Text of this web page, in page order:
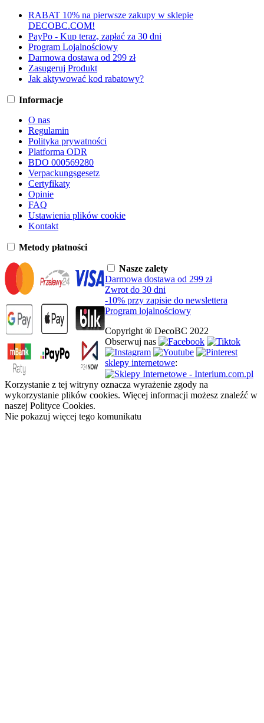
RABAT 10% na pierwsze zakupy w sklepie
DECOBC.COM!
PayPo - Kup teraz, zapłać za 30 dni
Program Lojalnościowy
Darmowa dostawa od 299 zł
Zasugeruj Produkt
Jak aktywować kod rabatowy?
Informacje
O nas
Regulamin
Polityka prywatności
Platforma ODR
BDO 000569280
Verpackungsgesetz
Certyfikaty
Opinie
FAQ
Ustawienia plików cookie
Kontakt
Metody płatności
Nasze zalety
Darmowa dostawa od 299 zł
Zwrot do 30 dni
-10% przy zapisie do newslettera
Program lojalnościowy
Copyright ® DecoBC 2022
Obserwuj nas
sklepy internetowe:
Korzystanie z tej witryny oznacza wyrażenie zgody na
wykorzystanie plików cookies. Więcej informacji możesz znaleźć w
naszej Polityce Cookies.
Nie pokazuj więcej tego komunikatu